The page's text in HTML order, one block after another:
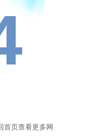
首页查看更多网